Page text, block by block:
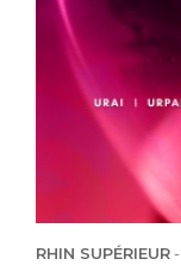
RHIN SUPÉRIEUR-